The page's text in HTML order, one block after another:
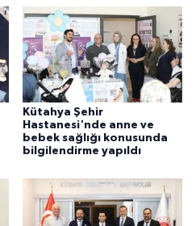
Kütahya Şehir
Hastanesi'nde anne ve
bebek sağlığı konusunda
bilgilendirme yapıldı